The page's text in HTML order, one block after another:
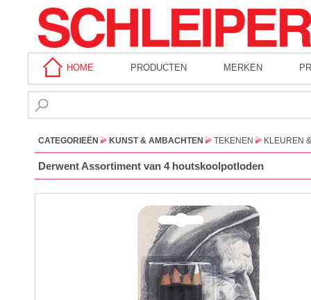
HOME PRODUCTEN MERKEN
CATEGORIEËN KUNST & AMBACHTEN TEKENEN KLEUREN
Derwent Assortiment van 4 houtskoolpotloden